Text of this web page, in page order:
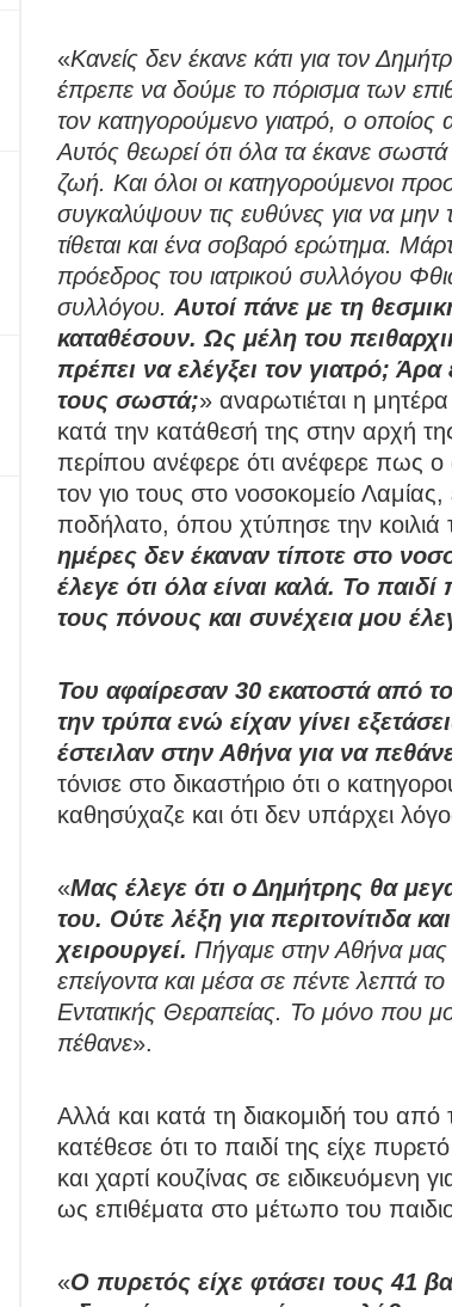
«Κανείς δεν έκανε κάτι για τον
έπρεπε να δούμε το πόρισμα των
τον κατηγορούμενο γιατρό, ο
Αυτός θεωρεί ότι όλα τα έκανε
ζωή. Και όλοι οι κατηγορούμενοι
συγκαλύψουν τις ευθύνες για να μην
τίθεται και ένα σοβαρό ερώτημα.
πρόεδρος του ιατρικού συλλόγου
συλλόγου. Αυτοί πάνε με τη
καταθέσουν. Ως μέλη του
πρέπει να ελέγξει τον γιατρό;
τους σωστά;» αναρωτιέται η
κατά την κατάθεσή της στην αρχή
περίπου ανέφερε ότι ανέφερε πως ο
τον γιο τους στο νοσοκομείο
ποδήλατο, όπου χτύπησε την κοιλιά
ημέρες δεν έκαναν τίποτε στο
έλεγε ότι όλα είναι καλά. Το
τους πόνους και συνέχεια μου
Του αφαίρεσαν 30 εκατοστά από
την τρύπα ενώ είχαν γίνει
έστειλαν στην Αθήνα για να
τόνισε στο δικαστήριο ότι ο
καθησύχαζε και ότι δεν υπάρχει
«Μας έλεγε ότι ο Δημήτρης θα
του. Ούτε λέξη για περιτονίτιδα
χειρουργεί. Πήγαμε στην Αθήνα μας
επείγοντα και μέσα σε πέντε λεπτά
Εντατικής Θεραπείας. Το μόνο που
πέθανε».
Αλλά και κατά τη διακομιδή του
κατέθεσε ότι το παιδί της είχε
και χαρτί κουζίνας σε ειδικευόμενη
ως επιθέματα στο μέτωπο του
«Ο πυρετός είχε φτάσει τους 41